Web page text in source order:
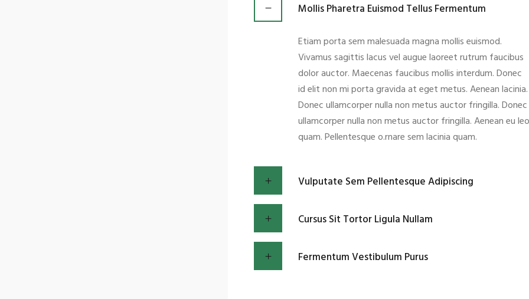
Mollis Pharetra Euismod Tellus Fermentum
Etiam porta sem malesuada magna mollis euismod.
Vivamus sagittis lacus vel augue laoreet rutrum faucibus
dolor auctor. Maecenas faucibus mollis interdum. Donec
id elit non mi porta gravida at eget metus. Aenean lacinia.
Donec ullamcorper nulla non metus auctor fringilla. Donec
ullamcorper nulla non metus auctor fringilla. Aenean eu leo
quam. Pellentesque o.rnare sem lacinia quam.
Vulputate Sem Pellentesque Adipiscing
Cursus Sit Tortor Ligula Nullam
Fermentum Vestibulum Purus